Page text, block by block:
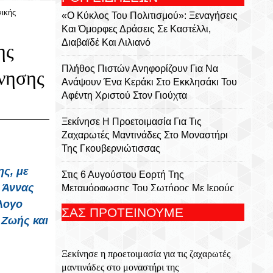
με
Άννας
και
«Ο Κύκλος Του Πολιτισμού»: Ξεναγήσεις
Και Όμορφες Δράσεις Σε Καστέλλι,
Διαβαϊδέ Και Λιλιανό
Πλήθος Πιστών Ανηφορίζουν Για Να
Ανάψουν Ένα Κεράκι Στο Εκκλησάκι Του
Αφέντη Χριστού Στον Γιούχτα
Ξεκίνησε Η Προετοιμασία Για Τις
Ζαχαρωτές Μαντινάδες Στο Μοναστήρι
Της Γκουβερνιώτισσας
Στις 6 Αυγούστου Εορτή Της
Μεταμόρφωσης Του Σωτήρος Με Ιερούς
Ναούς Και Μονές Στην Κρήτη
Ιερά Μονή Καψά Σητείας
ΣΑΣ ΠΡΟΤΕΙΝΟΥΜΕ
Ξεκίνησε η προετοιμασία για τις ζαχαρωτές
μαντινάδες στο μοναστήρι της